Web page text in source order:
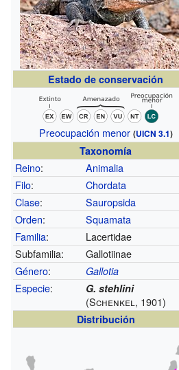
Estado de conservación
Preocupación menor (UICN 3.1)
Taxonomía
Reino:
Animalia
Filo:
Chordata
Clase:
Sauropsida
Orden:
Squamata
Familia:
Lacertidae
Subfamilia:
Gallotiinae
Género: Gallotia
Especie: G. stehlini
(Schenkel, 1901)
Distribución